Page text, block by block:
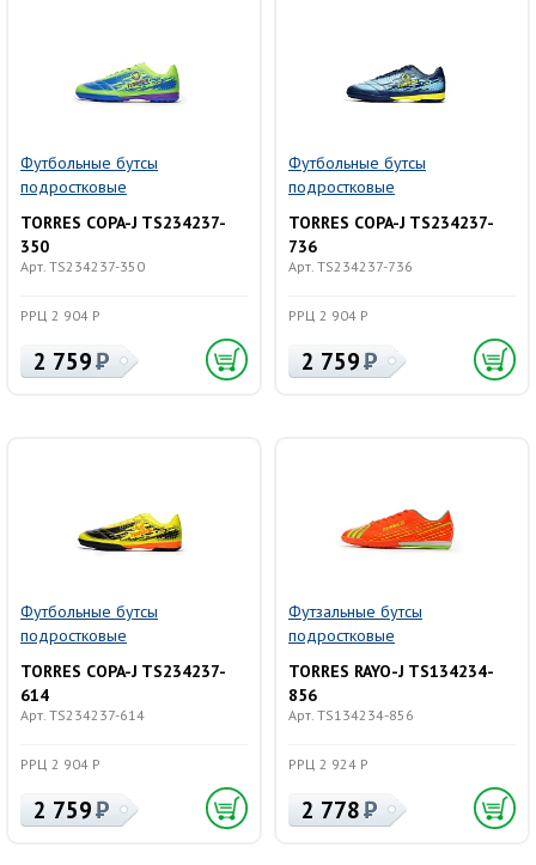
Футбольные бутсы
подростковые
TORRES COPA-J TS234237-
350
Арт. TS234237-350
РРЦ 2 904 Р
2 759
Футбольные бутсы
подростковые
TORRES COPA-J TS234237-
736
Арт. TS234237-736
РРЦ 2 904 Р
2 759
Футбольные бутсы
подростковые
TORRES COPA-J TS234237-
614
Арт. TS234237-614
РРЦ 2 904 Р
2 759
Футзальные бутсы
подростковые
TORRES RAYO-J TS134234-
856
Арт. TS134234-856
РРЦ 2 924 Р
2 778